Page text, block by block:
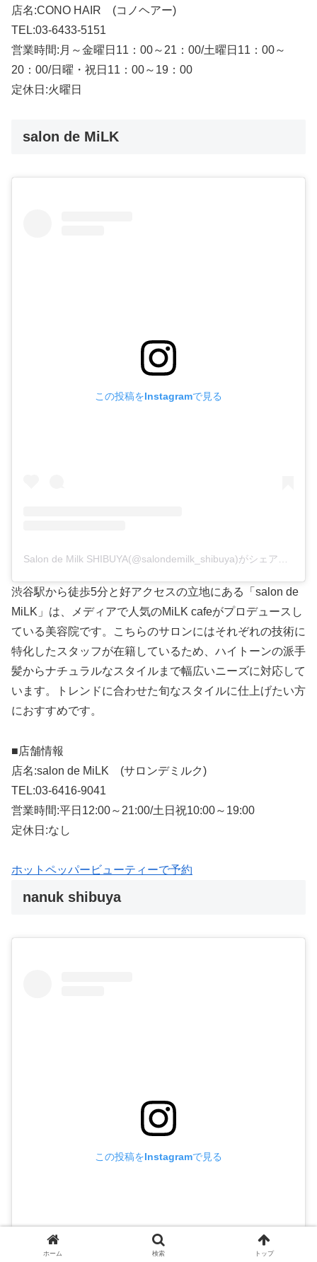
店名:CONO HAIR (コノヘアー)
TEL:03-6433-5151
営業時間:月～金曜日11：00～21：00/土曜日11：00～
20：00/日曜・祝日11：00～19：00
定休日:火曜日
salon de MiLK
この投稿をInstagramで見る
渋谷駅から徒歩5分と好アクセスの立地にある「salon de
MiLK」は、メディアで人気のMiLK cafeがプロデュースし
ている美容院です。こちらのサロンにはそれぞれの技術に
特化したスタッフが在籍しているため、ハイトーンの派手
髪からナチュラルなスタイルまで幅広いニーズに対応して
います。トレンドに合わせた旬なスタイルに仕上げたい方
におすすめです。
■店舗情報
店名:salon de MiLK (サロンデミルク)
TEL:03-6416-9041
営業時間:平日12:00～21:00/土日祝10:00～19:00
定休日:なし
ホットペッパービューティーで予約
nanuk shibuya
この投稿をInstagramで見る
ホーム 検索 トップ